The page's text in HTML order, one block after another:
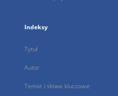
Indeksy
Tytuł
Autor
Temat i słowa kluczowe